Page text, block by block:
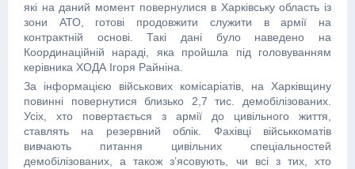
які на даний момент повернулися в Харківську область із
зони АТО, готові продовжити служити в армії на
контрактній основі. Такі дані було наведено на
Координаційній нараді, яка пройшла під головуванням
керівника ХОДА Ігоря Райніна.
За інформацією військових комісаріатів, на Харківщину
повинні повернутися близько 2,7 тис. демобілізованих.
Усіх, хто повертається з армії до цивільного життя,
ставлять на резервний облік. Фахівці військкоматів
вивчають питання цивільних спеціальностей
демобілізованих, а також з’ясовують, чи всі з тих, хто